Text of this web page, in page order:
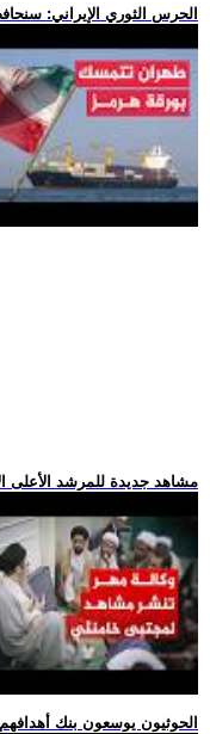
.. الحرس الثوري الإيراني:
.. مشاهد جديدة للمرشد الأعلى
.. الحوثيون يوسعون بنك